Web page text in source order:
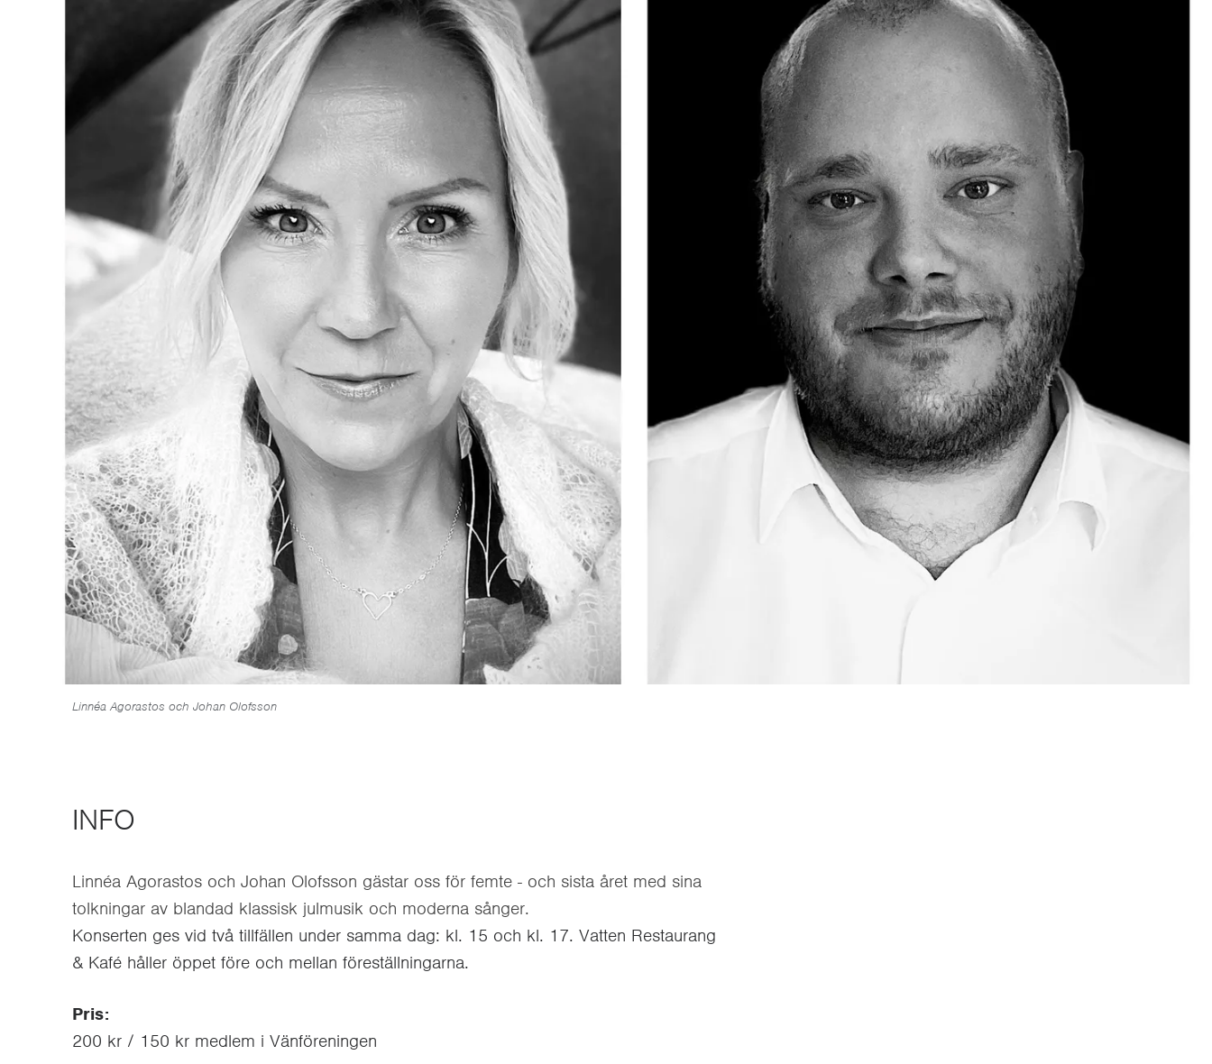
Linnéa Agorastos och Johan Olofsson
INFO
Linnéa Agorastos och Johan Olofsson gästar oss för femte - och sista året med sina
tolkningar av blandad klassisk julmusik och moderna sånger.
Konserten ges vid två tillfällen under samma dag: kl. 15 och kl. 17. Vatten Restaurang
& Kafé håller öppet före och mellan föreställningarna.
Pris:
200 kr / 150 kr medlem i Vänföreningen